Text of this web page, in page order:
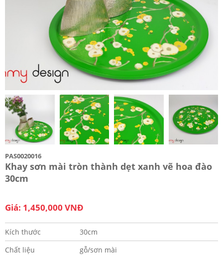
PAS0020016
Khay sơn mài tròn thành dẹt xanh vẽ hoa đào
30cm
Giá: 1,450,000 VNĐ
Kích thước
30cm
Chất liệu
gỗ/sơn mài